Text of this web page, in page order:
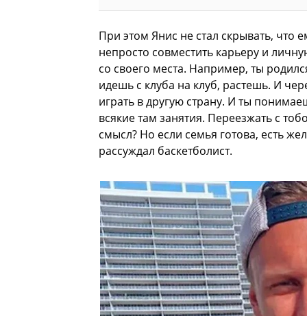
При этом Янис не стал скрывать, что
непросто совместить карьеру и
со своего места. Например, ты
идешь с клуба на клуб, растешь. И
играть в другую страну. И ты
всякие там занятия. Переезжать с
смысл? Но если семья готова, есть
рассуждал баскетболист.